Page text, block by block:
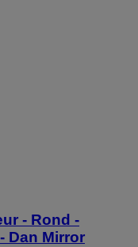
- Rond -
Dan Mirror